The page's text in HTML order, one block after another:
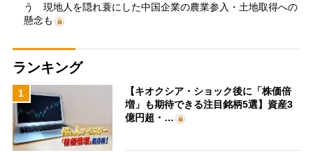
う 現地人を隠れ蓑にした中国企業の農業参入・土地取得への
懸念も
ランキング
1
【キオクシア・ショック後に「株価倍
増」も期待できる注目銘柄5選】資産3
億円超・…